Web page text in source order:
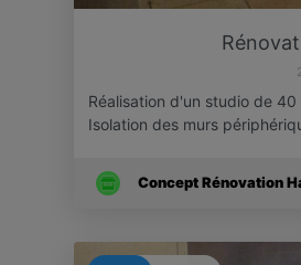
Réalisation d'un studio de
Isolation des murs
Concept Rénovation